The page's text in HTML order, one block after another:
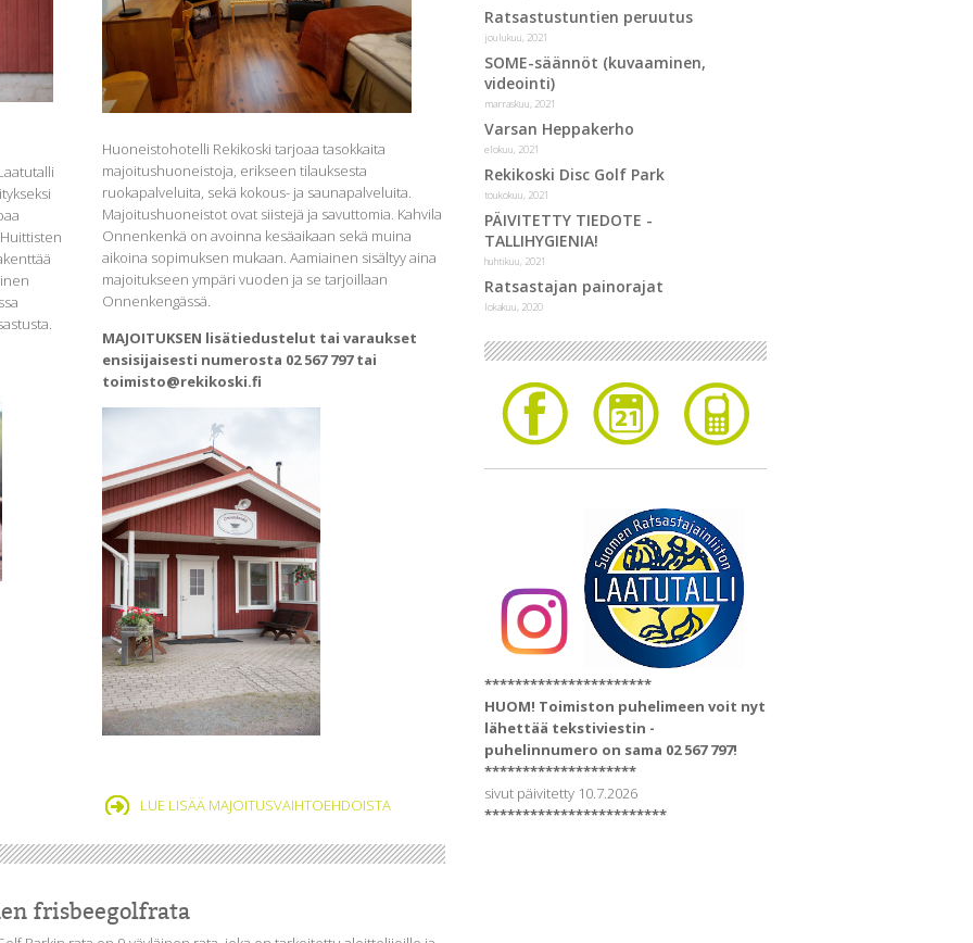
Huoneistohotelli Rekikoski tarjoaa tasokkaita
majoitushuoneistoja, erikseen tilauksesta
ruokapalveluita, sekä kokous- ja saunapalveluita.
Majoitushuoneistot ovat siistejä ja savuttomia. Kahvila
Onnenkenkä on avoinna kesäaikaan sekä muina
aikoina sopimuksen mukaan. Aamiainen sisältyy aina
majoitukseen ympäri vuoden ja se tarjoillaan
Onnenkengässä.
MAJOITUKSEN lisätiedustelut tai varaukset
ensisijaisesti numerosta 02 567 797 tai
toimisto@rekikoski.fi
LUE LISÄÄ MAJOITUSVAIHTOEHDOISTA
frisbeegolfrata
Ratsastustuntien peruutus
joulukuu, 2021
SOME-säännöt (kuvaaminen,
videointi)
marraskuu, 2021
Varsan Heppakerho
elokuu, 2021
Rekikoski Disc Golf Park
toukokuu, 2021
PÄIVITETTY TIEDOTE -
TALLIHYGIENIA!
huhtikuu, 2021
Ratsastajan painorajat
lokakuu, 2020
**********************
HUOM! Toimiston puhelimeen voit nyt
lähettää tekstiviestin -
puhelinnumero on sama 02 567 797!
********************
sivut päivitetty 10.7.2026
************************